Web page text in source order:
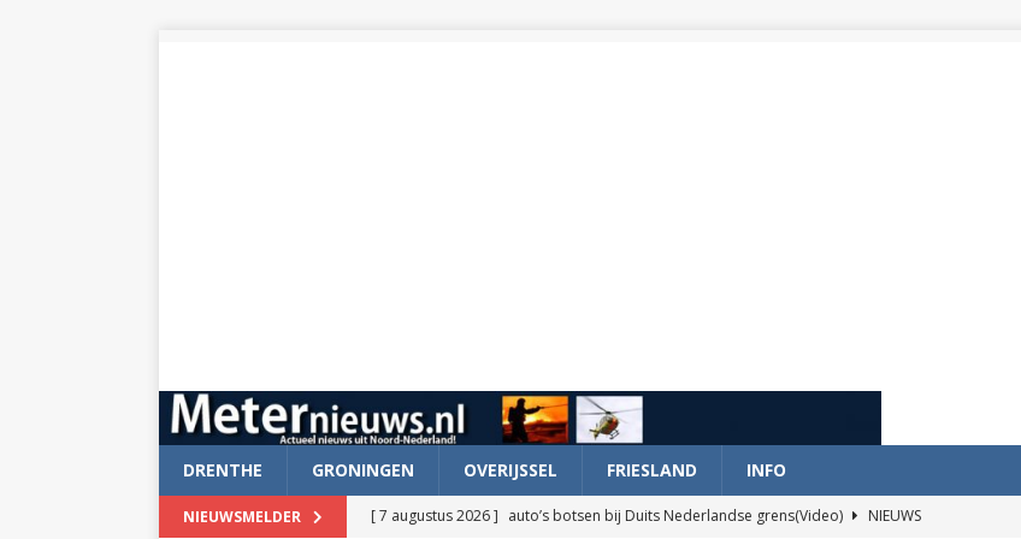
DRENTHE GRONINGEN OVERIJSSEL FRIESLAND INFO
NIEUWSMELDER [ 7 augustus 2026 ] auto’s botsen bij Duits Nederlandse grens(Video) NIEUWS